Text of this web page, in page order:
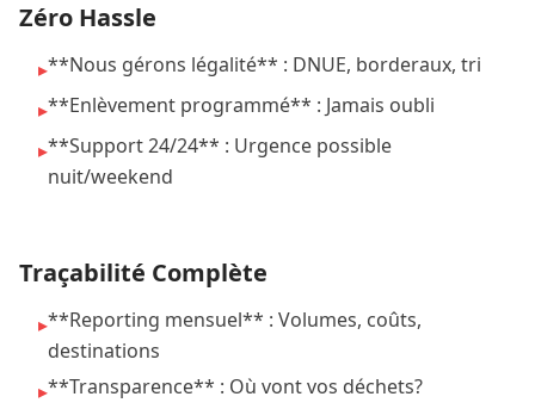
Zéro Hassle
▸**Nous gérons légalité** : DNUE, borderaux, tri
▸**Enlèvement programmé** : Jamais oubli
▸**Support 24/24** : Urgence possible
nuit/weekend
Traçabilité Complète
▸**Reporting mensuel** : Volumes, coûts,
destinations
▸**Transparence** : Où vont vos déchets?